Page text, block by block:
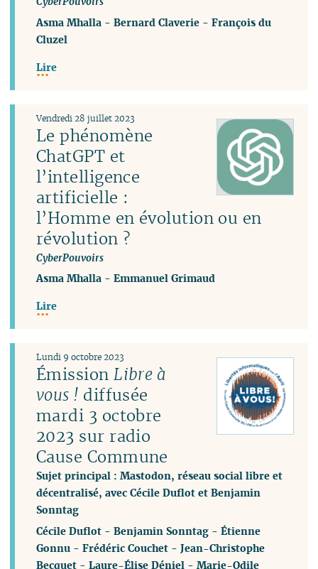
Asma Mhalla -Bernard Claverie -François du
Cluzel
Lire
Le phénomène
ChatGPT et
l’intelligence
artificielle :
l’Homme en évolution ou en
révolution ?
CyberPouvoirs
Vendredi 28 juillet 2023
Asma Mhalla -Emmanuel Grimaud
Lire
ÉmissionLibre à
vous ! diffusée
mardi 3 octobre
2023 sur radio
Cause Commune
Sujet principal : Mastodon, réseau social libre et
décentralisé, avec Cécile Duflot et Benjamin
Sonntag
Lundi 9 octobre 2023
Cécile Duflot -Benjamin Sonntag -Étienne
Gonnu -Frédéric Couchet -Jean-Christophe
Becquet -Laure-Élise Déniel -Marie-Odile